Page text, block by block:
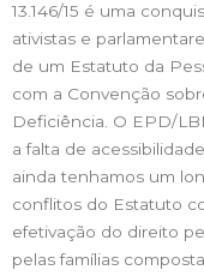
13.146/15 é uma
ativistas e
de um Estatuto da
com a Convenção
Deficiência. O EPD/
a falta de
ainda tenhamos um
conflitos do Estatuto
efetivação do direito
pelas famílias